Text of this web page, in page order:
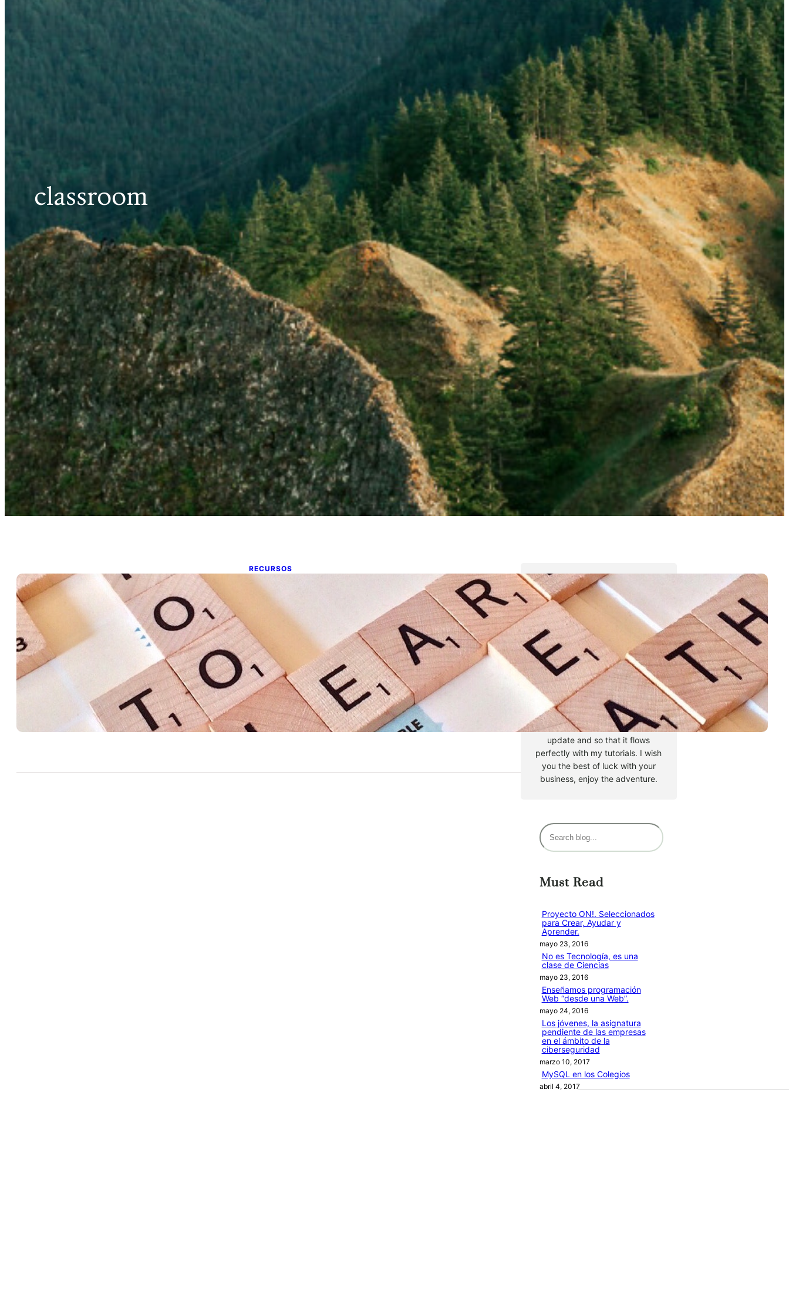
classroom
RECURSOS
Recursos Digitales Sencillos para
objetivos claros
27 de marzo de 2018
Recursos Colaborativos y Cooperativos Vamos a crear
Equipos de forma rápida y sencilla Team- Maker Creamos
equipo de…
Tyler Moore
Hello, my name is Tyler Moore
and with the help of many
people I made this template. I
made it so it is super easy to
update and so that it flows
perfectly with my tutorials. I wish
you the best of luck with your
business, enjoy the adventure.
B
u
c
r
Must Read
Proyecto ON!. Seleccionados
para Crear, Ayudar y
Aprender.
mayo 23, 2016
No es Tecnología, es una
clase de Ciencias
mayo 23, 2016
Enseñamos programación
Web “desde una Web”.
mayo 24, 2016
Los jóvenes, la asignatura
pendiente de las empresas
en el ámbito de la
ciberseguridad
marzo 10, 2017
MySQL en los Colegios
abril 4, 2017